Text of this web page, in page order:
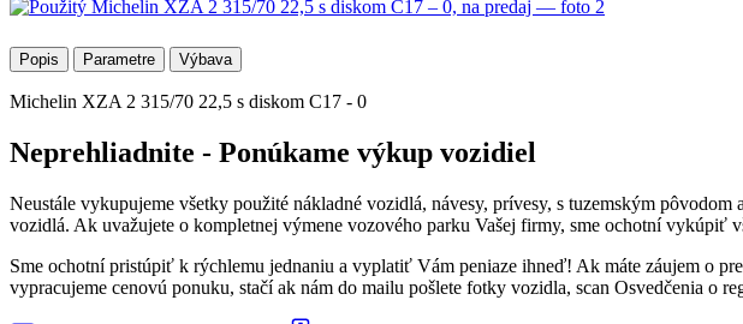
Popis Parametre Výbava
Michelin XZA 2 315/70 22,5 s diskom C17 - 0
Neprehliadnite - Ponúkame výkup vozidiel
Neustále vykupujeme všetky použité nákladné vozidlá, návesy, prívesy, s tuzemským
vozidlá. Ak uvažujete o kompletnej výmene vozového parku Vašej firmy, sme ochotní vykúpiť
Sme ochotní pristúpiť k rýchlemu jednaniu a vyplatiť Vám peniaze ihneď! Ak máte záujem o
vypracujeme cenovú ponuku, stačí ak nám do mailu pošlete fotky vozidla, scan Osvedčenia o